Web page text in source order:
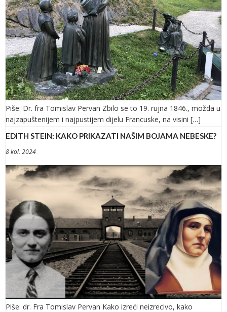
Piše: Dr. fra Tomislav Pervan Zbilo se to 19. rujna 1846., možda u
najzapuštenijem i najpustijem dijelu Francuske, na visini […]
EDITH STEIN: KAKO PRIKAZATI NAŠIM BOJAMA NEBESKE?
8 kol. 2024
Piše: dr. Fra Tomislav Pervan Kako izreći neizrecivo, kako